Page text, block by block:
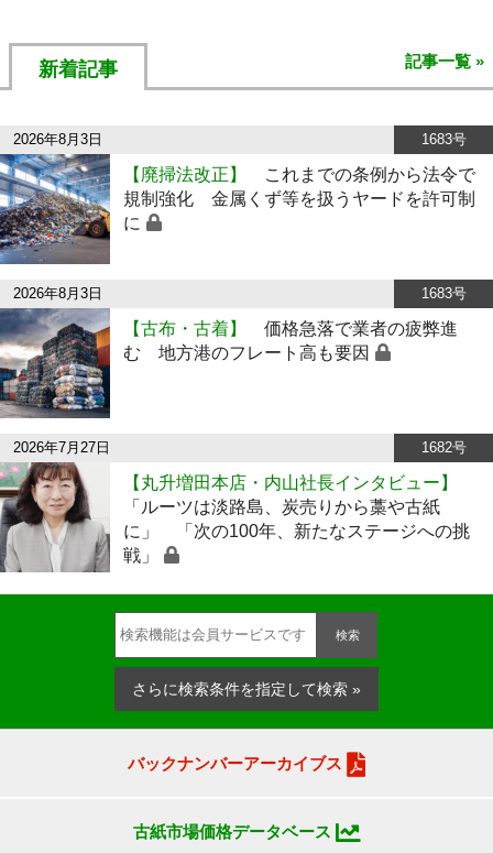
新着記事 記事一覧 »
2026年8月3日 1683号
【廃掃法改正】
これまでの条例から法令で
規制強化 金属くず等を扱うヤードを許可制
に
2026年8月3日 1683号
【古布・古着】
価格急落で業者の疲弊進
む 地方港のフレート高も要因
2026年7月27日 1682号
【丸升増田本店・内山社長インタビュー】
「ルーツは淡路島、炭売りから藁や古紙
に」 「次の100年、新たなステージへの挑
戦」
検索
さらに検索条件を指定して検索 »
バックナンバーアーカイブス
古紙市場価格データベース